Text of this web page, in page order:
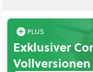
Exklusiver
Vollversionen